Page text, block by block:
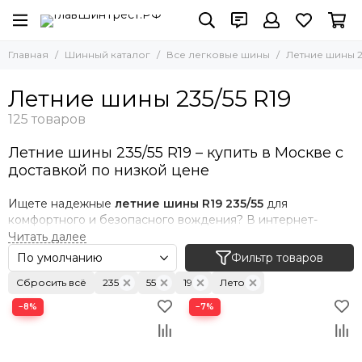
Главная Шинный каталог Все легковые шины Летние шины
Летние шины 235/55 R19
Летние шины 235/55 R19 – купить в Москве с
доставкой по низкой цене
Ищете надежные летние шины R19 235/55 для
комфортного и безопасного вождения? В интернет-
магазине"ГлавШинТрест"
ассортимент моделей от ведущих мировых
производителей по лучшим ценам в Москве и
Подмосковье.
Преимущества летних шин 235/55 R19:
Фильтр товаров
Сбросить всё 235 55 19 Лето
−8% −7%